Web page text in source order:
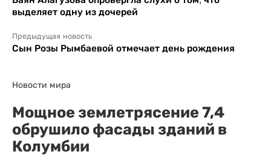
выделяет одну из дочерей
Предыдущая новость
Сын Розы Рымбаевой отмечает день рождения
Новости мира
Мощное землетрясение 7,4
обрушило фасады зданий в
Колумбии